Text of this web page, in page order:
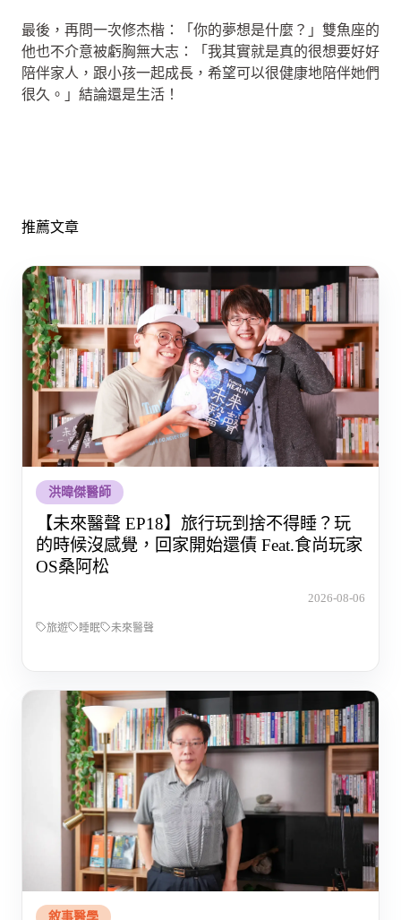
最後，再問一次修杰楷：「你的夢想是什麼？」雙魚座的
他也不介意被虧胸無大志：「我其實就是真的很想要好好
陪伴家人，跟小孩一起成長，希望可以很健康地陪伴她們
很久。」結論還是生活！
推薦文章
洪暐傑醫師
【未來醫聲 EP18】旅行玩到捨不得睡？玩
的時候沒感覺，回家開始還債 Feat.食尚玩家
OS桑阿松
2026-08-06
旅遊 睡眠 未來醫聲
敘事醫學